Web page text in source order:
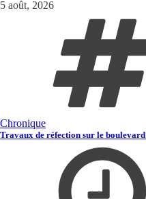
5 août, 2026
Chronique
Travaux de réfection sur le boulevard